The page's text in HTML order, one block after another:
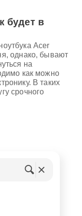
будет в
Acer
однако, бывают
на
как можно
В таких
срочного